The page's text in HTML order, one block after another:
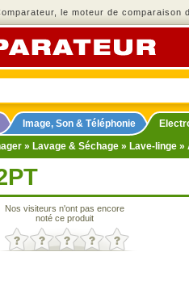
le moteur de comparaison
Image, Son & Téléphonie
» Lavage & Séchage » Lave-linge »
Nos visiteurs n'ont pas encore
noté ce produit